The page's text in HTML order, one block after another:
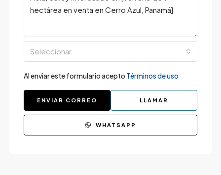
Seleccionar
Al enviar este formulario acepto Términos de uso
ENVIAR CORREO LLAMAR
WHATSAPP